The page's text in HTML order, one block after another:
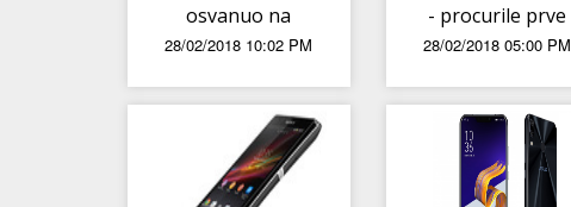
osvanuo na
Geekbenchu
28/02/2018 10:02 PM
- procurile prve
fotografije
28/02/2018 05:00 PM